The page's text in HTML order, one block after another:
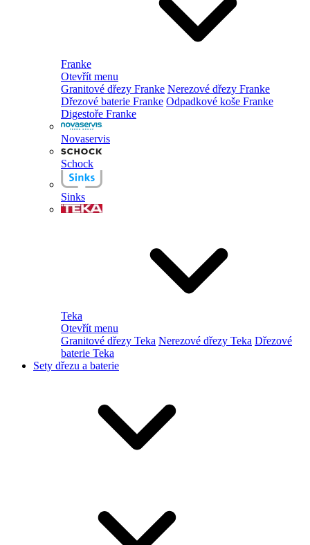
Franke
Otevřít menu
Granitové dřezy Franke Nerezové dřezy Franke
Dřezové baterie Franke Odpadkové koše Franke
Digestoře Franke
Novaservis
Schock
Sinks
Teka
Otevřít menu
Granitové dřezy Teka Nerezové dřezy Teka Dřezové
baterie Teka
Sety dřezu a baterie